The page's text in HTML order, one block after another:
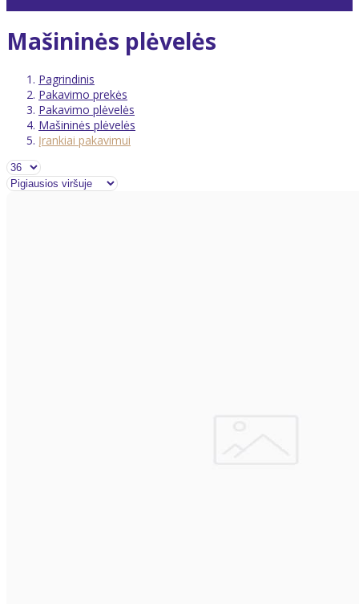
Mašininės plėvelės
Pagrindinis
Pakavimo prekės
Pakavimo plėvelės
Mašininės plėvelės
Įrankiai pakavimui